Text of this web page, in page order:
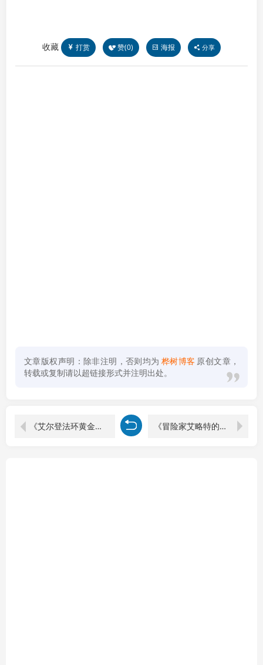
收藏 打赏 赞(0) 海报 分享
文章版权声明：除非注明，否则均为 桦树博客 原创文章，
转载或复制请以超链接形式并注明出处。
《艾尔登法环黄金树幽影》中文联机版 《冒险家艾略特的千年奇谭》中文版